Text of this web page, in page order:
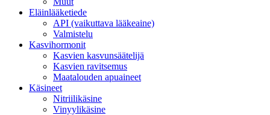
Eläinlääketiede
API (vaikuttava lääkeaine)
Valmistelu
Kasvihormonit
Kasvien kasvunsäätelijä
Kasvien ravitsemus
Maatalouden apuaineet
Käsineet
Nitriilikäsine
Vinyylikäsine